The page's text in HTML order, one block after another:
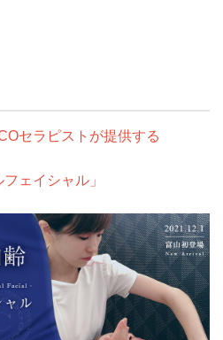
セラピストが提供する
ェイシャル」​​​​​